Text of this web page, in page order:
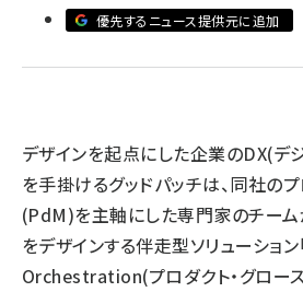
meo (1281)
優先するニュース提供元に追加
デザインを起点にした企業のDX(デ
を手掛けるグッドパッチは、同社の
(PdM)を主軸にした専門家のチー
をデザインする伴走型ソリューショ
Orchestration(プロダクト・グロース